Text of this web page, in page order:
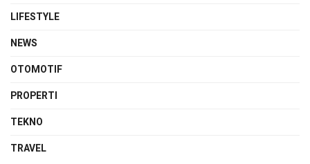
LIFESTYLE
NEWS
OTOMOTIF
PROPERTI
TEKNO
TRAVEL